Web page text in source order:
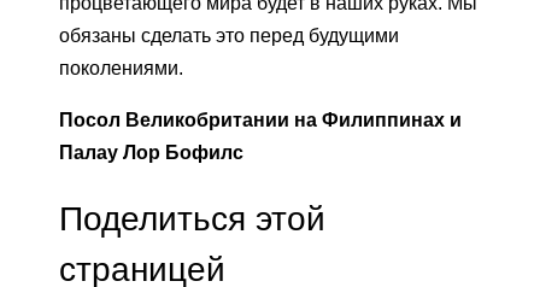
обязаны сделать это перед будущими
поколениями.
Посол Великобритании на Филиппинах и
Палау Лор Бофилс
Поделиться этой
страницей